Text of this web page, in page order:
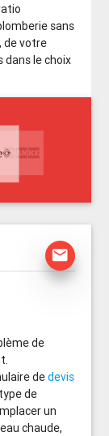
sans
de votre
dans le choix
mail
de
dedevis
de
un
chaude,